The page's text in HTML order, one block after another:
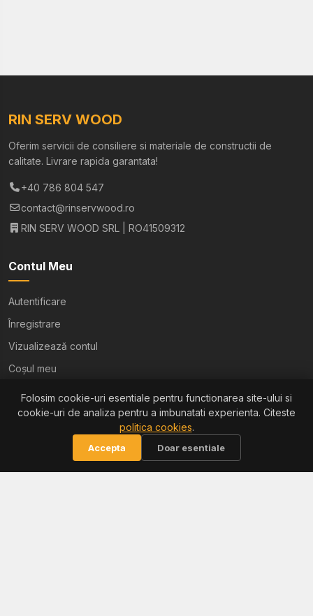
RIN SERV WOOD
Oferim servicii de consiliere si materiale de constructii de
calitate. Livrare rapida garantata!
+40 786 804 547
contact@rinservwood.ro
RIN SERV WOOD SRL | RO41509312
Contul Meu
Autentificare
Înregistrare
Vizualizează contul
Coșul meu
Ajutor
Termeni și condiții
Politica de confidențialitate
Folosim cookie-uri esentiale pentru functionarea site-ului si
cookie-uri de analiza pentru a imbunatati experienta. Citeste
politica cookies.
Accepta Doar esentiale